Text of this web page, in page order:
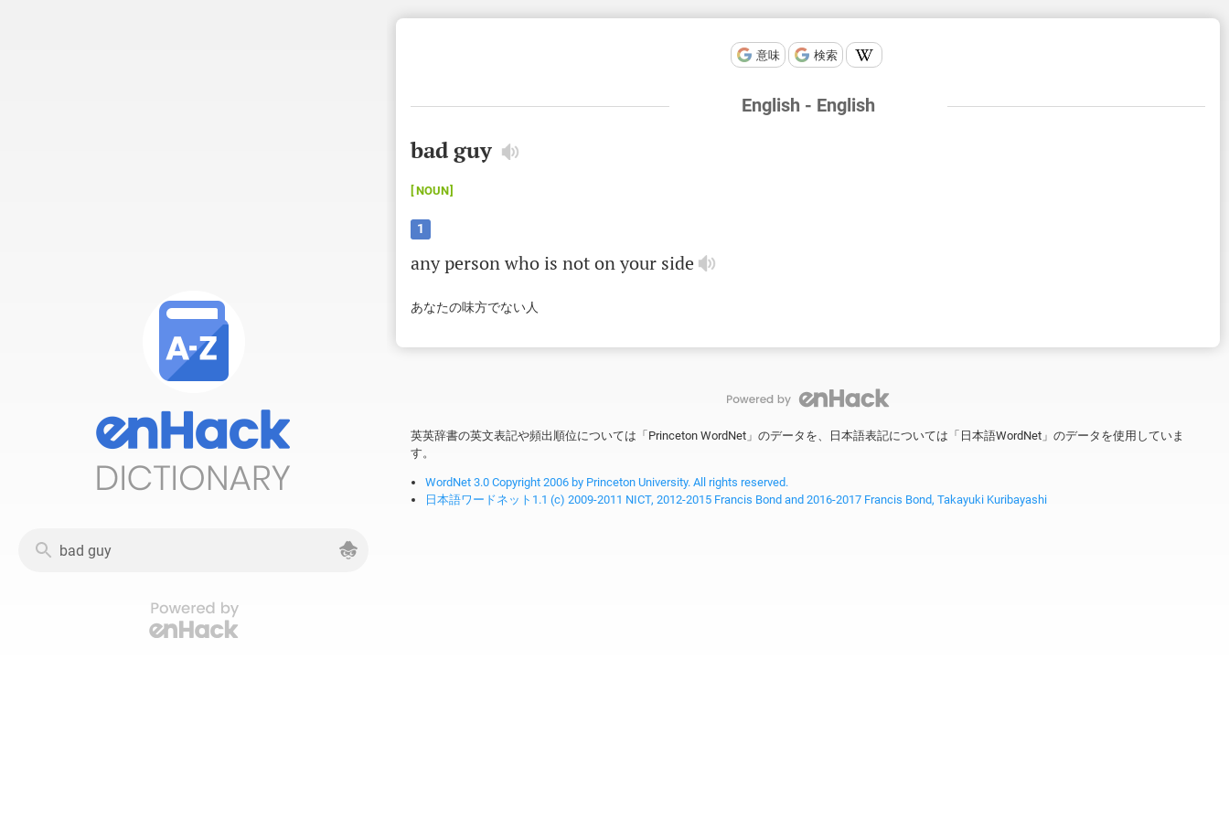
意味 検索
English - English
bad guy
NOUN
1
anypersonwho is notonyour side
あなたの味方でない人
英英辞書の英文表記や頻出順位については「Princeton WordNet」のデータを、日本語表記については「日本語WordNet」のデータを使用していま
す。
WordNet 3.0 Copyright 2006 by Princeton University. All rights reserved.
日本語ワードネット1.1 (c) 2009-2011 NICT, 2012-2015 Francis Bond and 2016-2017 Francis Bond, Takayuki Kuribayashi